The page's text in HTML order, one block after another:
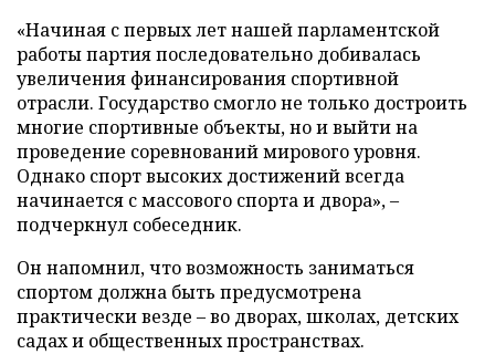
«Начиная с первых лет нашей парламентской
работы партия последовательно добивалась
увеличения финансирования спортивной
отрасли. Государство смогло не только достроить
многие спортивные объекты, но и выйти на
проведение соревнований мирового уровня.
Однако спорт высоких достижений всегда
начинается с массового спорта и двора», –
подчеркнул собеседник.
Он напомнил, что возможность заниматься
спортом должна быть предусмотрена
практически везде – во дворах, школах, детских
садах и общественных пространствах.